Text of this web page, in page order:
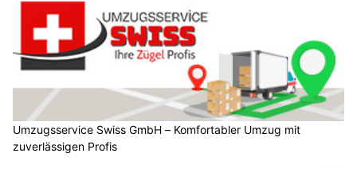
Umzugsservice Swiss GmbH – Komfortabler Umzug mit
zuverlässigen Profis